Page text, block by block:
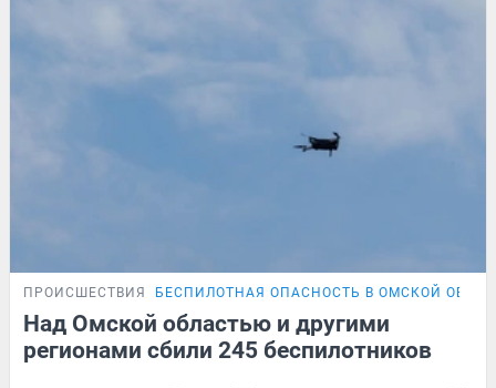
ПРОИСШЕСТВИЯ БЕСПИЛОТНАЯ ОПАСНОСТЬ В ОМСКОЙ
Над Омской областью и другими
регионами сбили 245 беспилотников